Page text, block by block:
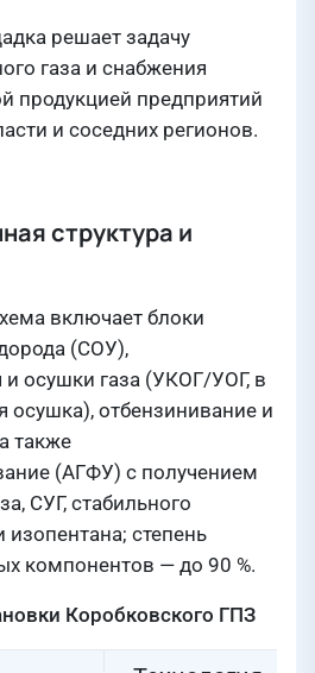
решает задачу
газа и снабжения
продукцией предприятий
и соседних регионов.
структура и
включает блоки
(СОУ),
осушки газа (УКОГ/УОГ, в
осушка), отбензинивание и
также
(АГФУ) с получением
СУГ, стабильного
изопентана; степень
компонентов — до 90 %.
Коробковского ГПЗ